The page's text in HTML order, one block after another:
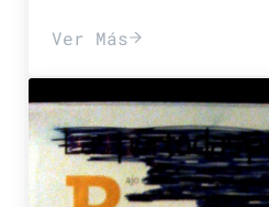
Ver Másuna espina